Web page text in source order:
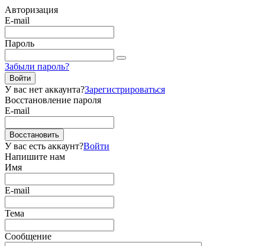
Авторизация
E-mail
Пароль
Забыли пароль?
Войти
У вас нет аккаунта?Зарегистрироваться
Восстановление пароля
E-mail
Восстановить
У вас есть аккаунт?Войти
Напишите нам
Имя
E-mail
Тема
Сообщение